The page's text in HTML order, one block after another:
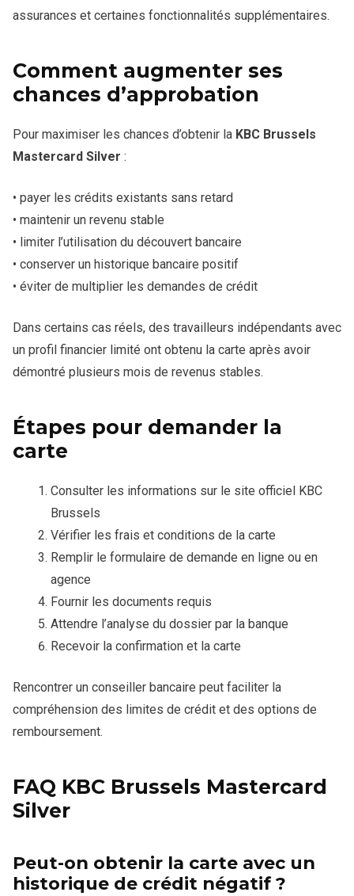
assurances et certaines fonctionnalités supplémentaires.
Comment augmenter ses
chances d’approbation
Pour maximiser les chances d’obtenir la KBC Brussels
Mastercard Silver :
• payer les crédits existants sans retard
• maintenir un revenu stable
• limiter l’utilisation du découvert bancaire
• conserver un historique bancaire positif
• éviter de multiplier les demandes de crédit
Dans certains cas réels, des travailleurs indépendants avec
un profil financier limité ont obtenu la carte après avoir
démontré plusieurs mois de revenus stables.
Étapes pour demander la
carte
Consulter les informations sur le site officiel KBC
Brussels
Vérifier les frais et conditions de la carte
Remplir le formulaire de demande en ligne ou en
agence
Fournir les documents requis
Attendre l’analyse du dossier par la banque
Recevoir la confirmation et la carte
Rencontrer un conseiller bancaire peut faciliter la
compréhension des limites de crédit et des options de
remboursement.
FAQ KBC Brussels Mastercard
Silver
Peut-on obtenir la carte avec un
historique de crédit négatif ?